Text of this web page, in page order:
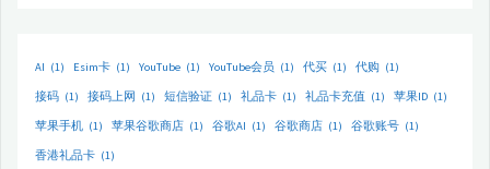
AI (1) Esim卡 (1) YouTube (1) YouTube会员 (1) 代买 (1) 代购 (1)
接码 (1) 接码上网 (1) 短信验证 (1) 礼品卡 (1) 礼品卡充值 (1) 苹果ID (1)
苹果手机 (1) 苹果谷歌商店 (1) 谷歌AI (1) 谷歌商店 (1) 谷歌账号 (1)
香港礼品卡 (1)